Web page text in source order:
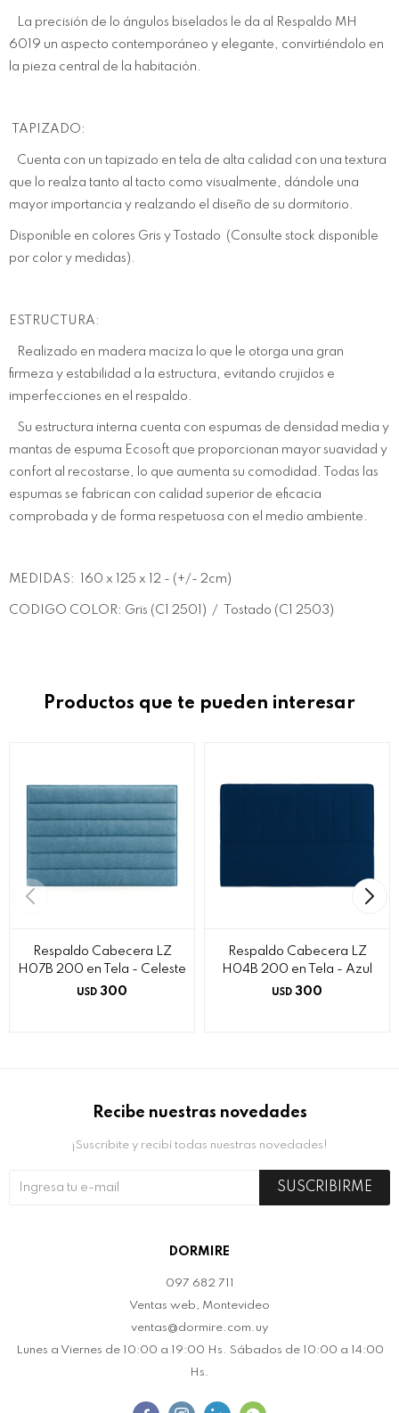
La precisión de lo ángulos biselados le da al Respaldo MH
6019 un aspecto contemporáneo y elegante, convirtiéndolo en
la pieza central de la habitación.
TAPIZADO:
Cuenta con un tapizado en tela de alta calidad con una textura
que lo realza tanto al tacto como visualmente, dándole una
mayor importancia y realzando el diseño de su dormitorio.
Disponible en colores Gris y Tostado (Consulte stock disponible
por color y medidas).
ESTRUCTURA:
Realizado en madera maciza lo que le otorga una gran
firmeza y estabilidad a la estructura, evitando crujidos e
imperfecciones en el respaldo.
Su estructura interna cuenta con espumas de densidad media y
mantas de espuma Ecosoft que proporcionan mayor suavidad y
confort al recostarse, lo que aumenta su comodidad. Todas las
espumas se fabrican con calidad superior de eficacia
comprobada y de forma respetuosa con el medio ambiente.
MEDIDAS: 160 x 125 x 12 - (+/- 2cm)
CODIGO COLOR: Gris (C1 2501) / Tostado (C1 2503)
Productos que te pueden interesar
Respaldo Cabecera LZ
H07B 200 en Tela - Celeste
USD 300
Respaldo Cabecera LZ
H04B 200 en Tela - Azul
USD 300
DORMIRE
097 682 711
Ventas web, Montevideo
ventas@dormire.com.uy
Lunes a Viernes de 10:00 a 19:00 Hs. Sábados de 10:00 a 14:00
Hs.
Recibe nuestras novedades
¡Suscribite y recibí todas nuestras novedades!
SUSCRIBIRME